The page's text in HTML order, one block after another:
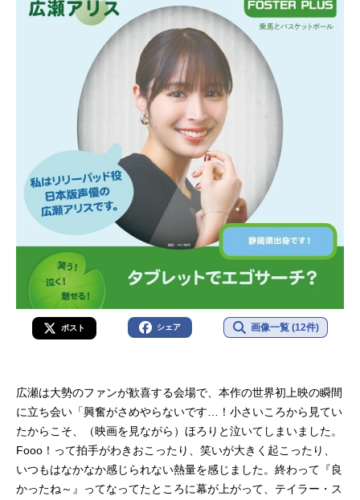
ポスト シェア 画像一覧 (12件)
広瀬は大勢のファンが歓喜する会場で、本作の世界初上映の瞬間
に立ち会い「興奮がさめやらないです…！小さいころから見てい
たからこそ、（映画を見ながら）ほろりと泣いてしまいました。
Fooo！って拍手がわきおこったり、笑いが大きく起こったり、
いつもはなかなか感じられない熱量を感じました。終わって『良
かったね～』ってなってたところに幕が上がって、テイラー・ス